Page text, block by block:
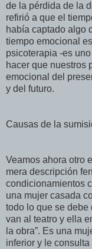
de la pérdida de la
refirió a que el
había captado algo
tiempo emocional
psicoterapia -es
hacer que nuestros
emocional del
y del futuro.
Causas de la
Veamos ahora otro
mera descripción
condicionamientos
una mujer casada
todo lo que se debe
van al teatro y ella
la obra”. Es una
inferior y le consulta